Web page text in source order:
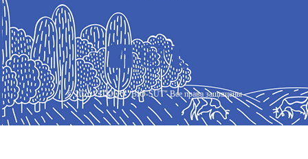
©2026СП ООО "BIO-SUT" Все права защищены